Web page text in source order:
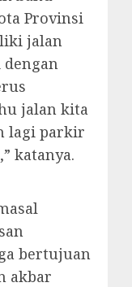
Provinsi
jalan
jalan kita
lagi parkir
katanya.
bertujuan
akbar